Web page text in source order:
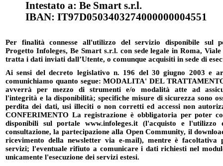
Intestato a: Be Smart s.r.l.
IBAN: IT97D0503403274000000004551
Per finalità connesse all'utilizzo del servizio disponibile sul
Progetto Infoleges, Be Smart s.r.l. con sede legale in Roma,
tratta i dati inviati dall’Utente, o comunque acquisiti in sede di
Ai sensi del decreto legislativo n. 196 del 30 giugno 2003 e
comunichiamo quanto segue: MODALITA' DEL
avverrà per mezzo di strumenti e/o modalità atte ad
l'integrità e la disponibilità; specifiche misure di sicurezza sono
perdita dei dati, usi illeciti o non corretti ed accessi non
CONFERIMENTO La registrazione è obbligatoria per poter
disponibili sul portale www.infoleges.it (l'acquisto e
consultazione, la partecipazione alla Open Community, il
ricevimento della newsletter via e-mail), mentre è facoltativa
servizi; l'eventuale rifiuto a comunicare i dati richiesti nel
unicamente l'esecuzione dei servizi estesi.